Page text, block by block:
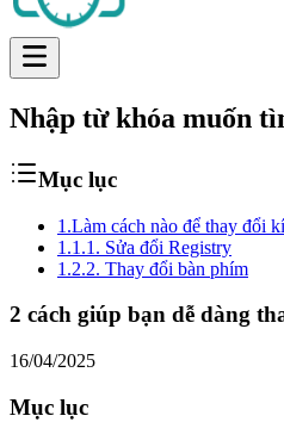
Nhập từ khóa muốn
Mục lục
1.Làm cách nào để thay đổi
1.1.1. Sửa đổi Registry
1.2.2. Thay đổi bàn phím
2 cách giúp bạn dễ dàng
16/04/2025
Mục lục